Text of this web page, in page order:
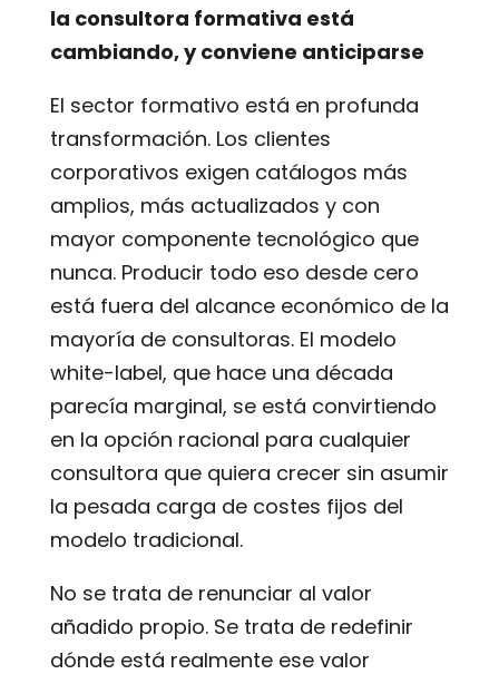
la consultora formativa está
cambiando, y conviene anticiparse
El sector formativo está en profunda
transformación. Los clientes
corporativos exigen catálogos más
amplios, más actualizados y con
mayor componente tecnológico que
nunca. Producir todo eso desde cero
está fuera del alcance económico de la
mayoría de consultoras. El modelo
white-label, que hace una década
parecía marginal, se está convirtiendo
en la opción racional para cualquier
consultora que quiera crecer sin asumir
la pesada carga de costes fijos del
modelo tradicional.
No se trata de renunciar al valor
añadido propio. Se trata de redefinir
dónde está realmente ese valor